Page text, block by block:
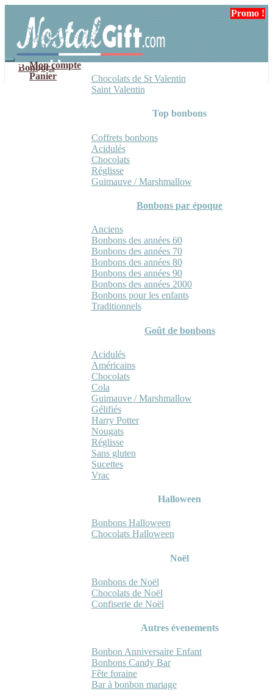
navigation
contenu
Mon compte
Panier
Bonbons
Chocolats de St Valentin
Saint Valentin
Top bonbons
Coffrets bonbons
Acidulés
Chocolats
Réglisse
Guimauve / Marshmallow
Bonbons par époque
Anciens
Bonbons des années 60
Bonbons des années 70
Bonbons des années 80
Bonbons des années 90
Bonbons des années 2000
Bonbons pour les enfants
Traditionnels
Goût de bonbons
Acidulés
Américains
Chocolats
Cola
Guimauve / Marshmallow
Gélifiés
Harry Potter
Nougats
Réglisse
Sans gluten
Sucettes
Vrac
Halloween
Bonbons Halloween
Chocolats Halloween
Noël
Bonbons de Noël
Chocolats de Noël
Confiserie de Noël
Autres évenements
Bonbon Anniversaire Enfant
Bonbons Candy Bar
Fête foraine
Bar à bonbon mariage
Promo !